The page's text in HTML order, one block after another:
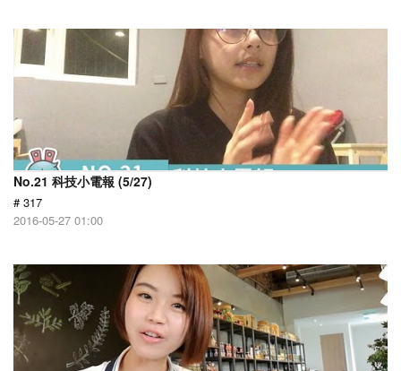
No.21 科技小電報 (5/27)
# 317
2016-05-27 01:00